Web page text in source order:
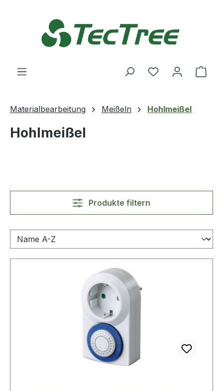
Du hast 0
Materialbearbeitung Meißeln Hohlmeißel
Hohlmeißel
Produkte filtern